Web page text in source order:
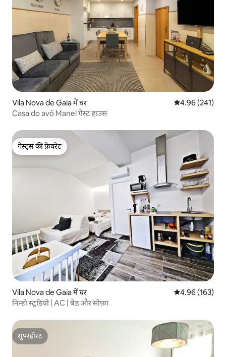
Vila Nova de Gaia में घर औसत रेटिंग 5 में से
4.96 (241)
Casa do avô Manel गेस्ट हाउस
गेस्ट्स की फ़ेवरेट
गेस्ट्स की फ़ेवरेट
Vila Nova de Gaia में घर औसत रेटिंग 5 में से
4.96 (163)
निन्हो स्टूडियो | AC | बेड और सोफ़ा
सुपरहोस्ट
सुपरहोस्ट